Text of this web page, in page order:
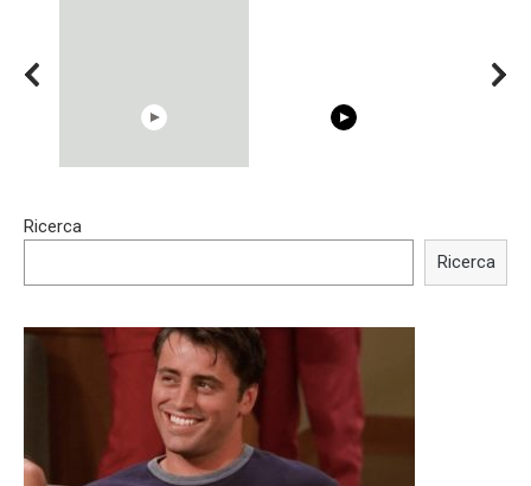
Shocking illusion - Pretty
Trying BOLLYWOOD
Ricerca
Ricerca